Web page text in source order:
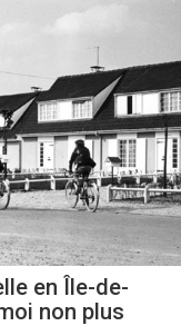
en Île-de-
non plus